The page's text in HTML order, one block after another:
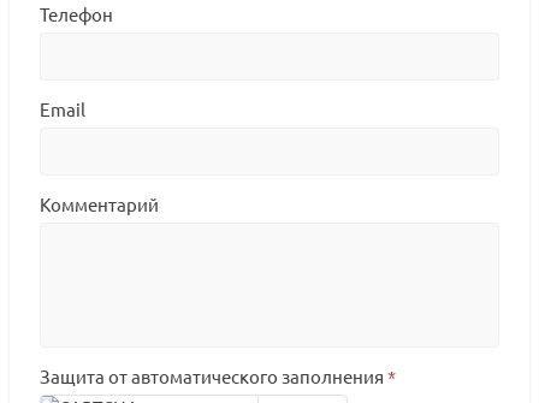
Телефон
Email
Комментарий
Защита от автоматического заполнения *